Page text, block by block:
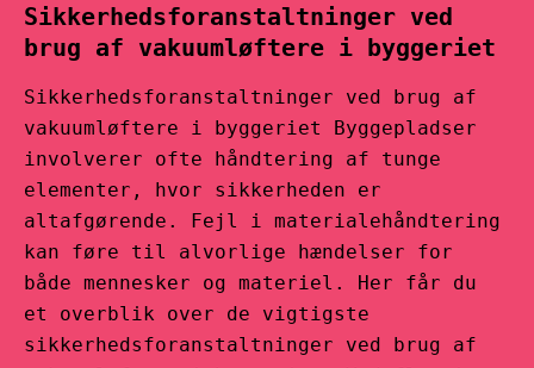
Sikkerhedsforanstaltninger ved
brug af vakuumløftere i byggeriet
Sikkerhedsforanstaltninger ved brug af
vakuumløftere i byggeriet Byggepladser
involverer ofte håndtering af tunge
elementer, hvor sikkerheden er
altafgørende. Fejl i materialehåndtering
kan føre til alvorlige hændelser for
både mennesker og materiel. Her får du
et overblik over de vigtigste
sikkerhedsforanstaltninger ved brug af